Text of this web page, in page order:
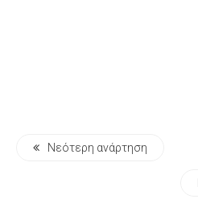
Νεότερη ανάρτηση